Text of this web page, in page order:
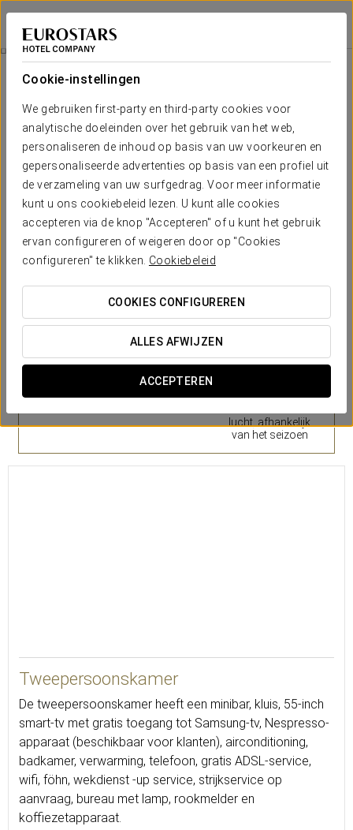
Cookie-instellingen
We gebruiken first-party en third-party cookies voor
analytische doeleinden over het gebruik van het web,
personaliseren de inhoud op basis van uw voorkeuren en
gepersonaliseerde advertenties op basis van een profiel uit
de verzameling van uw surfgedrag. Voor meer informatie
kunt u ons cookiebeleid lezen. U kunt alle cookies
accepteren via de knop "Accepteren" of u kunt het gebruik
ervan configureren of weigeren door op "Cookies
configureren" te klikken. Cookiebeleid
COOKIES CONFIGUREREN
ALLES AFWIJZEN
ACCEPTEREN
Eurostars Diana Palace
PALENCIA
Kamers
Het comfort en de rust die je nodig
hebt
Het Eurostars Diana Palace hotel heeft 65 gezellige, functionele
en warme kamers, aangenaam gedecoreerd met hout en
marmer. Ze hebben allemaal voorzieningen zoals: smart-tv met
gratis toegang tot Samsung-tv, koffiezetapparaat en gratis wifi-
verbinding. Bovendien zal de rest vol zitten omdat elke kamer
geluiddicht is en sommige een prachtig terras hebben.
lucht, afhankelijk
van het seizoen
Tweepersoonskamer
De tweepersoonskamer heeft een minibar, kluis, 55-inch
smart-tv met gratis toegang tot Samsung-tv, Nespresso-
apparaat (beschikbaar voor klanten), airconditioning,
badkamer, verwarming, telefoon, gratis ADSL-service,
wifi, föhn, wekdienst -up service, strijkservice op
aanvraag, bureau met lamp, rookmelder en
koffiezetapparaat.